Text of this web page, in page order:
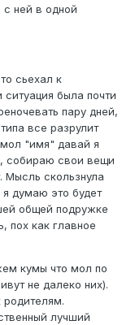
ней в одной
сьехал к
была почти
пару дней,
все разрулит
"имя" давай я
собираю свои вещи
Мысль скользнула
думаю это будет
общей подружке
пох как главное
кумы что мол по
не далеко них).
родителям.
лучший